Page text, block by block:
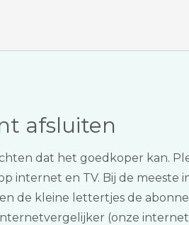
afsluiten
dat het goedkoper kan.
internet en TV. Bij de
de kleine lettertjes de
(onze